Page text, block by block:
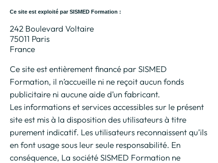
Ce site est exploité par SISMED Formation :
242 Boulevard Voltaire
75011 Paris
France
Ce site est entièrement financé par SISMED
Formation, il n’accueille ni ne reçoit aucun fonds
publicitaire ni aucune aide d’un fabricant.
Les informations et services accessibles sur le présent
site est mis à la disposition des utilisateurs à titre
purement indicatif. Les utilisateurs reconnaissent qu’ils
en font usage sous leur seule responsabilité. En
conséquence, La société SISMED Formation ne